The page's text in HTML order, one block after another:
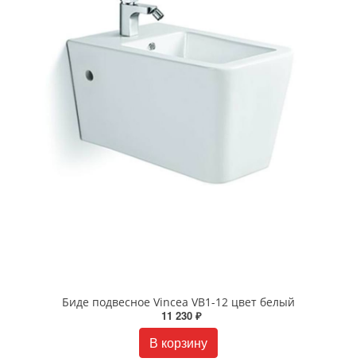
Биде подвесное Vincea VB1-12 цвет белый
11 230 ₽
В корзину